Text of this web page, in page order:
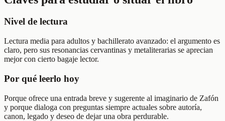
Nivel de lectura
Lectura media para adultos y bachillerato avanzado: el argumento es
claro, pero sus resonancias cervantinas y metaliterarias se aprecian
mejor con cierto bagaje lector.
Por qué leerlo hoy
Porque ofrece una entrada breve y sugerente al imaginario de Zafón
y porque dialoga con preguntas siempre actuales sobre autoría,
canon, legado y deseo de dejar una obra perdurable.